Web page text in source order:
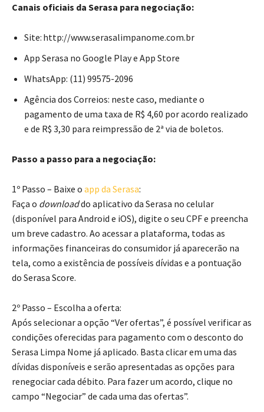
Canais oficiais da Serasa para negociação:
Site: http://www.serasalimpanome.com.br
App Serasa no Google Play e App Store
WhatsApp: (11) 99575-2096
Agência dos Correios: neste caso, mediante o
pagamento de uma taxa de R$ 4,60 por acordo realizado
e de R$ 3,30 para reimpressão de 2ª via de boletos.
Passo a passo para a negociação:
1º Passo – Baixe o app da Serasa:
Faça o downloaddo aplicativo da Serasa no celular
(disponível para Android e iOS), digite o seu CPF e preencha
um breve cadastro. Ao acessar a plataforma, todas as
informações financeiras do consumidor já aparecerão na
tela, como a existência de possíveis dívidas e a pontuação
do Serasa Score.
2º Passo – Escolha a oferta:
Após selecionar a opção “Ver ofertas”, é possível verificar as
condições oferecidas para pagamento com o desconto do
Serasa Limpa Nome já aplicado. Basta clicar em uma das
dívidas disponíveis e serão apresentadas as opções para
renegociar cada débito. Para fazer um acordo, clique no
campo “Negociar” de cada uma das ofertas”.